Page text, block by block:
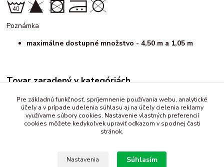
Poznámka
maximálne dostupné množstvo - 4,50 m a 1,05 m
Tovar zaradený v kategóriách
Borty, lemovky, čipky
rôzne
Pre základnú funkčnosť, spríjemnenie používania webu, analytické
účely a v prípade udelenia súhlasu aj na účely cielenia reklamy
využívame súbory cookies. Nastavenie vlastných preferencií
cookies môžete kedykoľvek upraviť odkazom v spodnej časti
stránok.
Nastavenia Súhlasím